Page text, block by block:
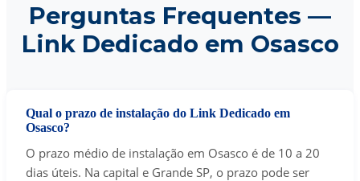
Perguntas Frequentes —
Link Dedicado em Osasco
Qual o prazo de instalação do Link Dedicado em
Osasco?
O prazo médio de instalação em Osasco é de 10 a 20
dias úteis. Na capital e Grande SP, o prazo pode ser